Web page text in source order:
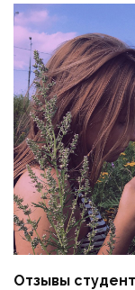
Отзывы